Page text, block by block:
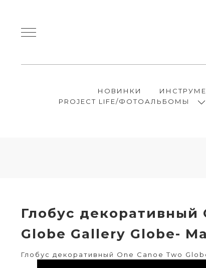
НОВИНКИ
PROJECT LIFE/ФОТОАЛЬБОМЫ
Глобус декоративный
Globe Gallery Globe-
Глобус декоративный One Canoe Two